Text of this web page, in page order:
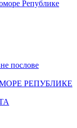
Републике
послове
РЕПУБЛИКЕ